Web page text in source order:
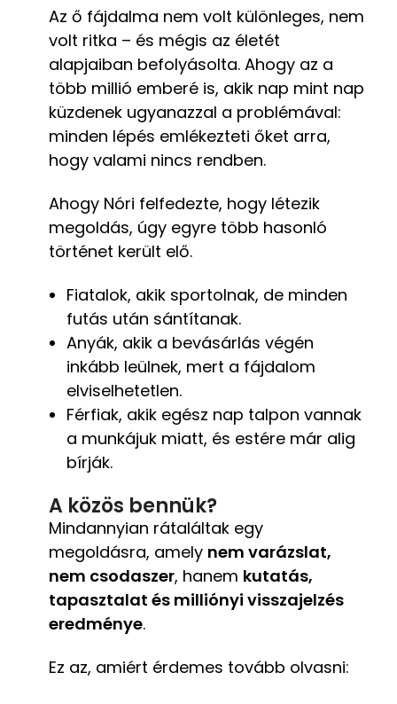
Az ő fájdalma nem volt különleges, nem
volt ritka – és mégis az életét
alapjaiban befolyásolta. Ahogy az a
több millió emberé is, akik nap mint nap
küzdenek ugyanazzal a problémával:
minden lépés emlékezteti őket arra,
hogy valami nincs rendben.
Ahogy Nóri felfedezte, hogy létezik
megoldás, úgy egyre több hasonló
történet került elő.
Fiatalok, akik sportolnak, de minden
futás után sántítanak.
Anyák, akik a bevásárlás végén
inkább leülnek, mert a fájdalom
elviselhetetlen.
Férfiak, akik egész nap talpon vannak
a munkájuk miatt, és estére már alig
bírják.
A közös bennük?
Mindannyian rátaláltak egy
megoldásra, amely nem varázslat,
nem csodaszer, hanem kutatás,
tapasztalat és milliónyi visszajelzés
eredménye.
Ez az, amiért érdemes tovább olvasni: